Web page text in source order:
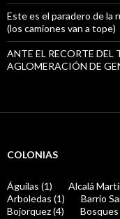
Este es el paradero de la
(los camiones van a tope)
ANTE EL RECORTE
AGLOMERACIÓN DE
COLONIAS
Águilas (1) Alcalá
Arboledas (1)
Barrio
Bojorquez (4)